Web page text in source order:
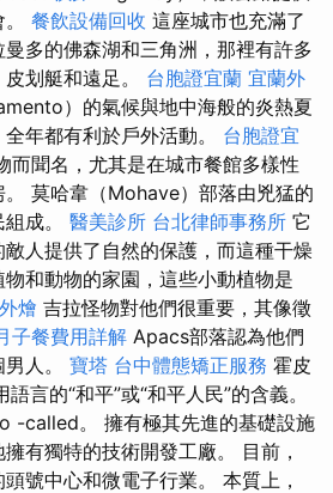
餐飲設備回收 這座城市也充滿了
多的佛森湖和三角洲，那裡有許多
划艇和遠足。 台胞證宜蘭 宜蘭外
）的氣候與地中海般的炎熱夏
年都有利於戶外活動。 台胞證宜
而聞名，尤其是在城市餐館多樣性
莫哈韋（Mohave）部落由兇猛的
成。 醫美診所 台北律師事務所 它
人提供了自然的保護，而這種干燥
和動物的家園，這些小動植物是
燴 吉拉怪物對他們很重要，其像徵
子餐費用詳解 Apacs部落認為他們
人。 寶塔 台中體態矯正服務 霍皮
言的“和平”或“和平人民”的含義。
-called。 擁有極其先進的基礎設施
有獨特的技術開發工廠。 目前，
號中心和微電子行業。 本質上，